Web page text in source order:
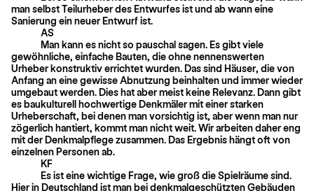
man selbst Teilurheber des Entwurfes ist und ab wann eine
Sanierung ein neuer Entwurf ist.
AS
Man kann es nicht so pauschal sagen. Es gibt viele
gewöhnliche, einfache Bauten, die ohne nennenswerten
Urheber konstruktiv errichtet wurden. Das sind Häuser, die von
Anfang an eine gewisse Abnutzung beinhalten und immer wieder
um­gebaut werden. Dies hat aber meist keine Relevanz. Dann gibt
es baukulturell hochwertige Denkmäler mit einer starken
Urheberschaft, bei denen man vorsichtig ist, aber wenn man nur
zögerlich hantiert, kommt man nicht weit. Wir arbeiten daher eng
mit der Denkmalpflege zusammen. Das Ergebnis hängt oft von
einzelnen Personen ab.
KF
Es ist eine wichtige Frage, wie groß die Spielräume sind.
Hier in Deutschland ist man bei denkmalgeschützten Gebäuden